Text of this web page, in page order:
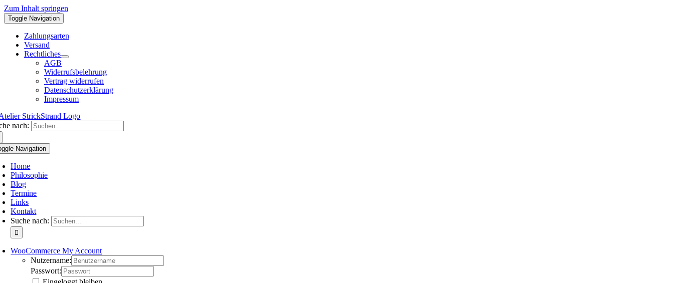
Zum Inhalt springen
Toggle Navigation
Zahlungsarten
Versand
Rechtliches
AGB
Widerrufsbelehrung
Vertrag widerrufen
Datenschutzerklärung
Impressum
nach:
Navigation
Home
Philosophie
Blog
Termine
Links
Kontakt
Suche nach:
WooCommerce My Account
Nutzername:
Passwort: